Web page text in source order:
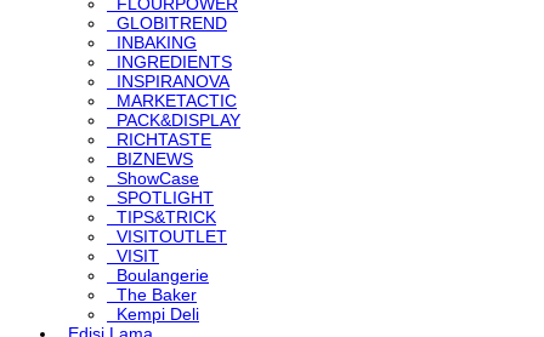
GLOBITREND
INBAKING
INGREDIENTS
INSPIRANOVA
MARKETACTIC
PACK&DISPLAY
RICHTASTE
BIZNEWS
ShowCase
SPOTLIGHT
TIPS&TRICK
VISITOUTLET
VISIT
Boulangerie
The Baker
Kempi Deli
Edisi Lama